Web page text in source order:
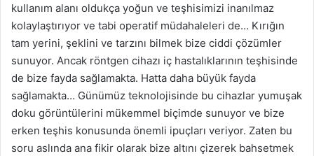
kullanım alanı oldukça yoğun ve teşhisimizi inanılmaz
kolaylaştırıyor ve tabi operatif müdahaleleri de… Kırığın
tam yerini, şeklini ve tarzını bilmek bize ciddi çözümler
sunuyor. Ancak röntgen cihazı iç hastalıklarının teşhisinde
de bize fayda sağlamakta. Hatta daha büyük fayda
sağlamakta… Günümüz teknolojisinde bu cihazlar yumuşak
doku görüntülerini mükemmel biçimde sunuyor ve bize
erken teşhis konusunda önemli ipuçları veriyor. Zaten bu
soru aslında ana fikir olarak bize altını çizerek bahsetmek